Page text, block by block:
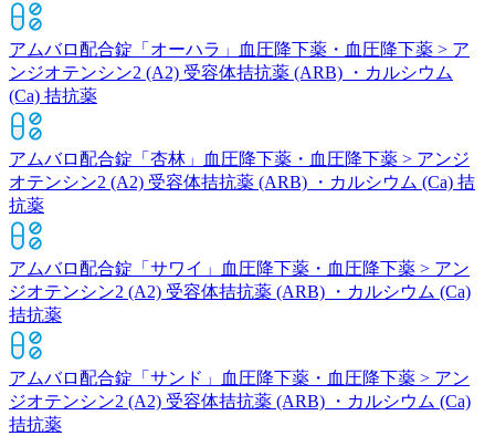
アムバロ配合錠「オーハラ」
血圧降下薬・血圧降下薬 > ア
ンジオテンシン2 (A2) 受容体拮抗薬 (ARB) ・カルシウム
(Ca) 拮抗薬
アムバロ配合錠「杏林」
血圧降下薬・血圧降下薬 > アンジ
オテンシン2 (A2) 受容体拮抗薬 (ARB) ・カルシウム (Ca) 拮
抗薬
アムバロ配合錠「サワイ」
血圧降下薬・血圧降下薬 > アン
ジオテンシン2 (A2) 受容体拮抗薬 (ARB) ・カルシウム (Ca)
拮抗薬
アムバロ配合錠「サンド」
血圧降下薬・血圧降下薬 > アン
ジオテンシン2 (A2) 受容体拮抗薬 (ARB) ・カルシウム (Ca)
拮抗薬